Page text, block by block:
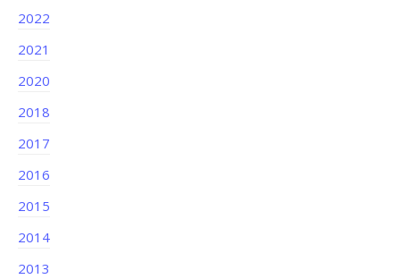
2022
2021
2020
2018
2017
2016
2015
2014
2013